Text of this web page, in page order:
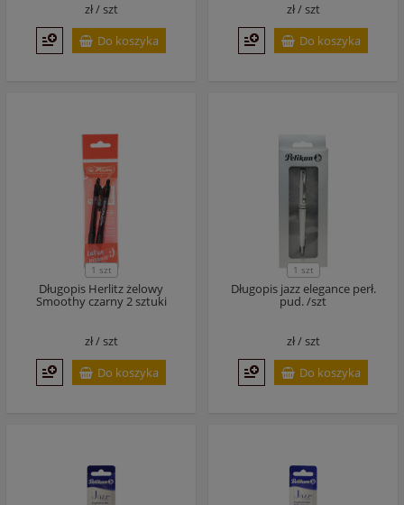
zł /szt
Do koszyka
zł /szt
Do koszyka
1 szt
Długopis Herlitz żelowy
Smoothy czarny 2 sztuki
zł /szt
Do koszyka
1 szt
Długopis jazz elegance perł.
pud. /szt
zł /szt
Do koszyka